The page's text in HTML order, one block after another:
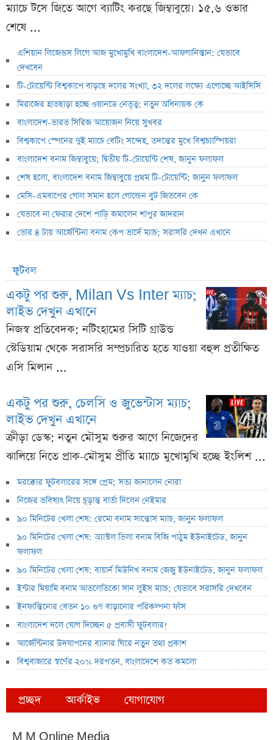
ম্যাচে টসে জিতে আগে ব্যাটিং করছে জিম্বাবুয়ে। ১৫.৬ ওভার
শেষে ...
এশিয়ান লিজেন্ডস লিগে আজ মুখোমুখি বাংলাদেশ-আফগানিস্তান: যেভাবে
দেখবেন
টি-টোয়েন্টি বিশ্বকাপে বাড়ছে দলের সংখ্যা, ৩২ দলের লক্ষ্যে এগোচ্ছে আইসিসি
মিরাজের হাতছাড়া হচ্ছে ওয়ানডে নেতৃত্ব; নতুন অধিনায়ক কে
বাংলাদেশ-ভারত সিরিজ আয়োজন নিয়ে সুখবর
বিশ্বকাপে স্পেনের দুই ম্যাচে বেটিং সন্দেহ, তদন্তের মুখে বিশ্বচ্যাম্পিয়রা
বাংলাদেশ বনাম জিম্বাবুয়ে; দ্বিতীয় টি-টোয়েন্টি শেষ, জানুন ফলাফল
শেষ হলো, বাংলাদেশ বনাম জিম্বাবুয়ে প্রথম টি-টোয়েন্টি; জানুন ফলাফল
মেসি-এমবাপের গোল সমান হলে গোল্ডেন বুট জিতবেন কে
যেভাবে না ফেরার দেশে পাড়ি জমালেন শাপুর জাদরান
ভোর ৪ টায় আর্জেন্টিনা বনাম কেপ ভার্দে ম্যাচ; সরাসরি দেখন এখানে
ফুটবল
একটু পর শুরু, Milan Vs Inter ম্যাচ;
লাইভ দেখুন এখানে
নিজস্ব প্রতিবেদক: নটিংহামের সিটি গ্রাউন্ড
স্টেডিয়াম থেকে সরাসরি সম্প্রচারিত হতে যাওয়া বহুল প্রতীক্ষিত
এসি মিলান ...
একটু পর শুরু, চেলসি ও জুভেন্টাস ম্যাচ;
লাইভ দেখুন এখানে
ক্রীড়া ডেস্ক: নতুন মৌসুম শুরুর আগে নিজেদের
ঝালিয়ে নিতে প্রাক-মৌসুম প্রীতি ম্যাচে মুখোমুখি হচ্ছে ইংলিশ ...
মরক্কোর ফুটবলারের সঙ্গে প্রেম; সত্য জানালেন নোরা
নিজের ভবিষ্যৎ নিয়ে চূড়ান্ত বার্তা দিলেন নেইমার
৯০ মিনিটের খেলা শেষ: রেমো বনাম সান্তোস ম্যাচ, জানুন ফলাফল
৯০ মিনিটের খেলা শেষ: অ্যাস্টল ভিলা বনাম বিজি পাঠুম ইউনাইটেড, জানুন
ফলাফল
৯০ মিনিটের খেলা শেষ: বায়ার্ন মিউনিখ বনাম জেজু ইউনাইটেড, জানুন ফলাফল
ইন্টার মিয়ামি বনাম আতলেতিকো সান লুইস ম্যাচ; যেভাবে সরাসরি দেখবেন
ইনফান্তিনোর বেতন ১০ গুণ বাড়ানোর পরিকল্পনা ফাঁস
বাংলাদেশ দলে যোগ দিচ্ছেন ৫ প্রবাসী ফুটবলার!
আর্জেন্টিনার উদযাপনের ব্যানার ঘিরে নতুন তথ্য প্রকাশ
বিশ্ববাজারে স্বর্ণের ২০% দরপতন, বাংলাদেশে কত কমলো
প্রচ্ছদ আর্কাইভ যোগাযোগ